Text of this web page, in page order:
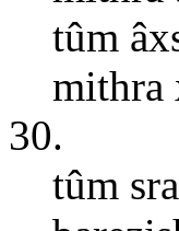
tûm
mithra
30.
tûm